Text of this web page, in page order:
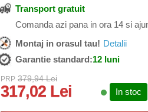
Transport gratuit
Comanda azi pana in ora 14 si
Montaj in orasul tau! Detalii
Garantie standard:12 luni
PRP 379,94 Lei
317,02 Lei In stoc